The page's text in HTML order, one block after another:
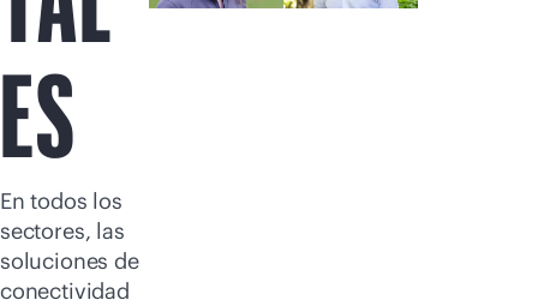
ES
En todos los
sectores, las
soluciones de
conectividad